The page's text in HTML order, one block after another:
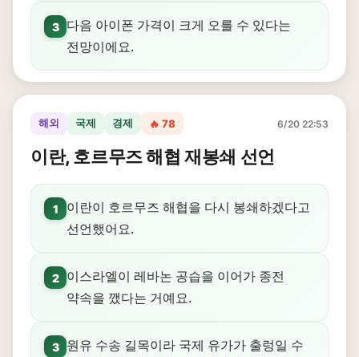
3
다음 아이폰 가격이 크게 오를 수 있다는
전망이에요.
해외 국제 경제 🔥 78 6/20 22:53
이란, 호르무즈 해협 재봉쇄 선언
1
이란이 호르무즈 해협을 다시 봉쇄하겠다고
선언했어요.
2
이스라엘이 레바논 공습을 이어가 종전
약속을 깼다는 거예요.
3 원유 수송 길목이라 국제 유가가 출렁일 수